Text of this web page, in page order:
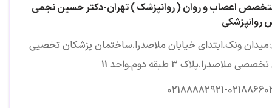
اعصاب و روان ( روانپزشک ) تهران-دکتر حسین نجمی
ونک.ابتدای خیابان ملاصدرا.ساختمان پزشکان تخصیی
ملاصدرا.پلاک 3 طبقه دوم.واحد 11
02188882921-